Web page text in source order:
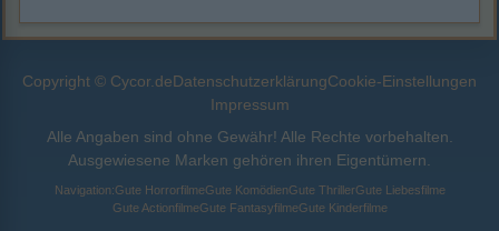
Copyright © Cycor.deDatenschutzerklärungCookie-Einstellungen
Impressum
Alle Angaben sind ohne Gewähr! Alle Rechte vorbehalten.
Ausgewiesene Marken gehören ihren Eigentümern.
Navigation:Gute HorrorfilmeGute KomödienGute ThrillerGute Liebesfilme
Gute ActionfilmeGute FantasyfilmeGute Kinderfilme